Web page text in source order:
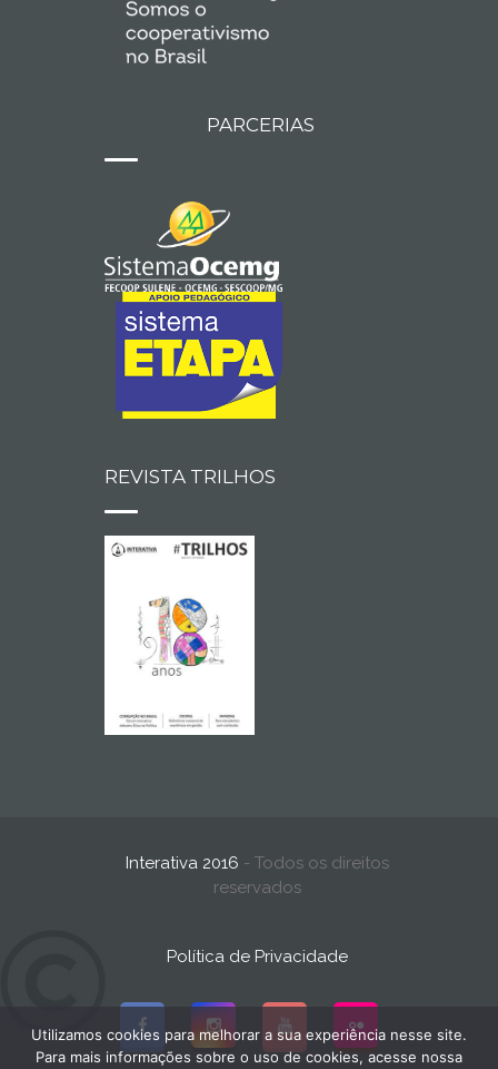
PARCERIAS
REVISTA TRILHOS
Interativa 2016 - Todos os direitos
reservados
Política de Privacidade
Utilizamos cookies para melhorar a sua experiência nesse site.
Para mais informações sobre o uso de cookies, acesse nossa